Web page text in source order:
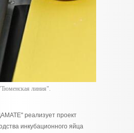
линия".
реализует проект
инкубационного яйца